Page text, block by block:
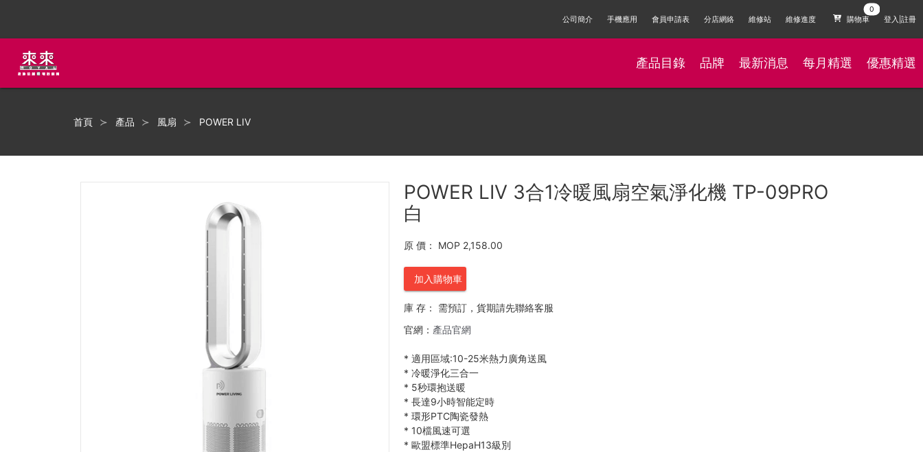
公司簡介 手機應用 會員申請表 分店網絡 維修站 維修進度 購物車 登入|註冊
產品目錄 品牌 最新消息 每月精選 優惠精選
首頁 產品 風扇 POWER LIV
POWER LIV 3合1冷暖風扇空氣淨化機 TP-09PRO
白
原 價： MOP 2,158.00
加入購物車
庫 存：
需預訂，貨期請先聯絡客服
官網： 產品官網
* 適用區域:10-25米熱力廣角送風
* 冷暖淨化三合一
* 5秒環抱送暖
* 長達9小時智能定時
* 環形PTC陶瓷發熱
* 10檔風速可選
* 歐盟標準HepaH13級別